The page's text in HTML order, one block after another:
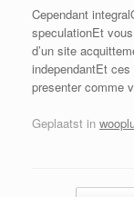
Cependant
speculationEt
d’un site
independantEt
presenter comme
Geplaatst in